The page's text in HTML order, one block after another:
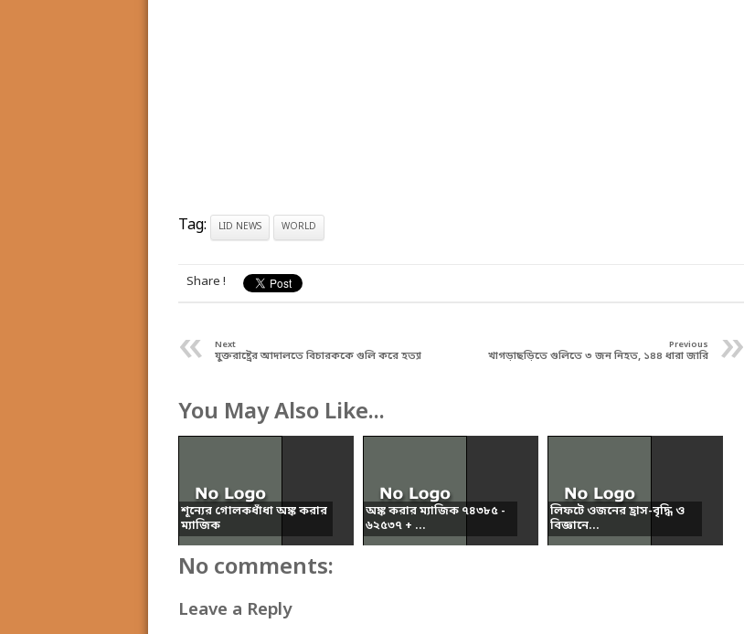
Tag: LID NEWS WORLD
Share !
« Next
যুক্তরাষ্ট্রের আদালতে বিচারককে গুলি করে হত্যা »
Previous
খাগড়াছড়িতে গুলিতে ৩ জন নিহত, ১৪৪ ধারা জারি
You May Also Like...
শূন্যের গোলকধাঁধা অঙ্ক করার
ম্যাজিক
অঙ্ক করার ম্যাজিক ৭৪৩৮৫ -
৬২৫৩৭ + ...
লিফটে ওজনের হ্রাস-বৃদ্ধি ও
বিজ্ঞানে...
No comments:
Leave a Reply